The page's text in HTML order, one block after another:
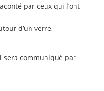
par ceux qui l’ont
d’un verre,
sera communiqué par